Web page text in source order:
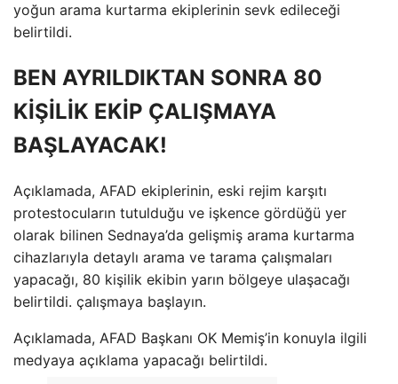
yoğun arama kurtarma ekiplerinin sevk edileceği
belirtildi.
BEN AYRILDIKTAN SONRA 80
KİŞİLİK EKİP ÇALIŞMAYA
BAŞLAYACAK!
Açıklamada, AFAD ekiplerinin, eski rejim karşıtı
protestocuların tutulduğu ve işkence gördüğü yer
olarak bilinen Sednaya’da gelişmiş arama kurtarma
cihazlarıyla detaylı arama ve tarama çalışmaları
yapacağı, 80 kişilik ekibin yarın bölgeye ulaşacağı
belirtildi. çalışmaya başlayın.
Açıklamada, AFAD Başkanı OK Memiş’in konuyla ilgili
medyaya açıklama yapacağı belirtildi.